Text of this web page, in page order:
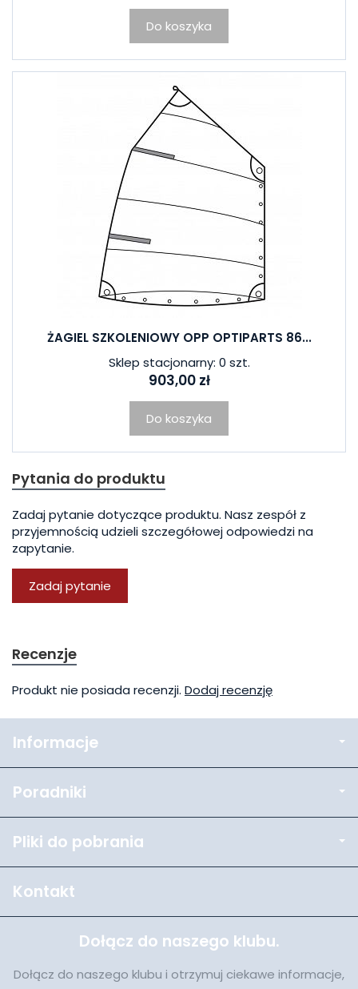
Do koszyka
ŻAGIEL SZKOLENIOWY OPP OPTIPARTS 86...
Sklep stacjonarny: 0 szt.
903,00 zł
Do koszyka
Pytania do produktu
Zadaj pytanie dotyczące produktu. Nasz zespół z
przyjemnością udzieli szczegółowej odpowiedzi na
zapytanie.
Zadaj pytanie
Recenzje
Produkt nie posiada recenzji. Dodaj recenzję
Informacje
Poradniki
Pliki do pobrania
Kontakt
Dołącz do naszego klubu.
Dołącz do naszego klubu i otrzymuj ciekawe informacje,